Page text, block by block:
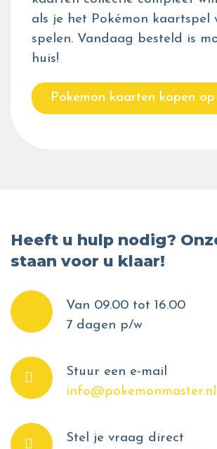
als je het Pokémon kaartspel
spelen. Vandaag besteld is
huis!
Pokemon kaarten kopen op
Heeft u hulp nodig?
staan voor u klaar!
Van 09.00 tot 16.00
7 dagen p/w
Stuur een e-mail
info@pokemonmaster.nl
Stel je vraag direct